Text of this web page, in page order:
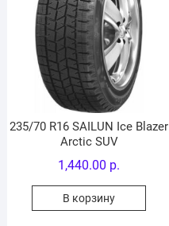
235/70 R16 SAILUN Ice Blazer
Arctic SUV
1,440.00 р.
В корзину